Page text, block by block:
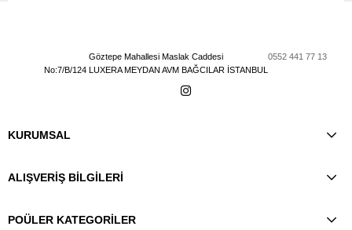
Göztepe Mahallesi Maslak Caddesi
No:7/B/124 LUXERA MEYDAN AVM BAĞCILAR İSTANBUL
0552 441 77 13
KURUMSAL
ALIŞVERİŞ BİLGİLERİ
POÜLER KATEGORİLER